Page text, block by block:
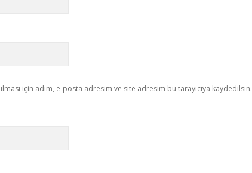
için adım, e-posta adresim ve site adresim bu tarayıcıya kaydedilsin.